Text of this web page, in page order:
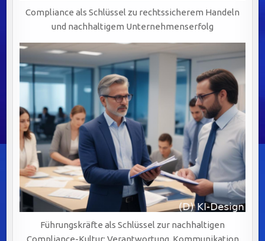
Compliance als Schlüssel zu rechtssicherem Handeln
und nachhaltigem Unternehmenserfolg
Führungskräfte als Schlüssel zur nachhaltigen
Compliance-Kultur: Verantwortung, Kommunikation